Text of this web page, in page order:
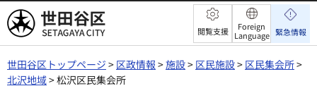
世田谷区 閲覧支援
Foreign
Language 緊急情報
世田谷区トップページ > 区政情報 >施設> 区民施設> 区民集会所>
北沢地域> 松沢区民集会所